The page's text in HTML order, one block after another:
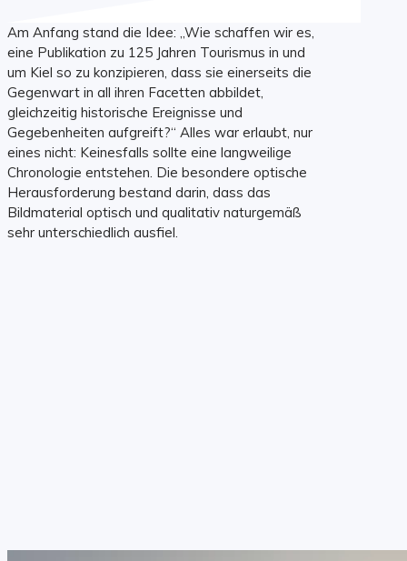
Am Anfang stand die Idee: „Wie schaffen wir es,
eine Publikation zu 125 Jahren Tourismus in und
um Kiel so zu konzipieren, dass sie einerseits die
Gegenwart in all ihren Facetten abbildet,
gleichzeitig historische Ereignisse und
Gegebenheiten aufgreift?“ Alles war erlaubt, nur
eines nicht: Keinesfalls sollte eine langweilige
Chronologie entstehen. Die besondere optische
Herausforderung bestand darin, dass das
Bildmaterial optisch und qualitativ naturgemäß
sehr unterschiedlich ausfiel.